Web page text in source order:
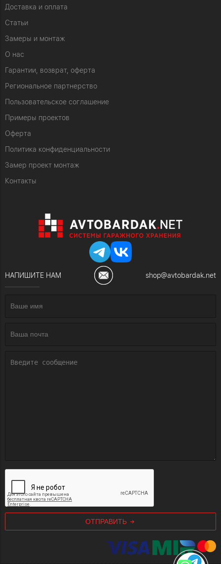
Доставка и оплата
Статьи
Замеры и монтаж
О нас
Гарантии, возврат, оферта
Региональное партнерство
Пользовательское соглашение
Примеры проектов
Оферта
Политика конфиденциальности
Замер проект монтаж
Контакты
НАПИШИТЕ НАМ shop@avtobardak.net
ОТПРАВИТЬ